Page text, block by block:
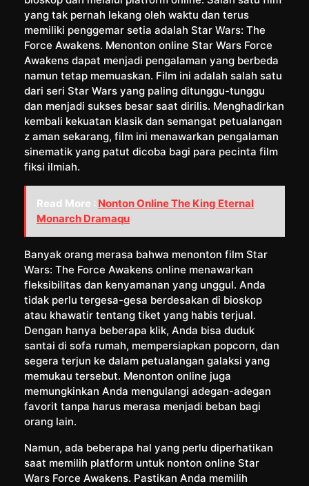
yang tak pernah lekang oleh waktu dan terus
memiliki penggemar setia adalah Star Wars: The
Force Awakens. Menonton online Star Wars Force
Awakens dapat menjadi pengalaman yang berbeda
namun tetap memuaskan. Film ini adalah salah satu
dari seri Star Wars yang paling ditunggu-tunggu
dan menjadi sukses besar saat dirilis. Menghadirkan
kembali kekuatan klasik dan semangat petualangan
z aman sekarang, film ini menawarkan pengalaman
sinematik yang patut dicoba bagi para pecinta film
fiksi ilmiah.
Read More : Nonton Online The King Eternal
Monarch Dramaqu
Banyak orang merasa bahwa menonton film Star
Wars: The Force Awakens online menawarkan
fleksibilitas dan kenyamanan yang unggul. Anda
tidak perlu tergesa-gesa berdesakan di bioskop
atau khawatir tentang tiket yang habis terjual.
Dengan hanya beberapa klik, Anda bisa duduk
santai di sofa rumah, mempersiapkan popcorn, dan
segera terjun ke dalam petualangan galaksi yang
memukau tersebut. Menonton online juga
memungkinkan Anda mengulangi adegan-adegan
favorit tanpa harus merasa menjadi beban bagi
orang lain.
Namun, ada beberapa hal yang perlu diperhatikan
saat memilih platform untuk nonton online Star
Wars Force Awakens. Pastikan Anda memilih